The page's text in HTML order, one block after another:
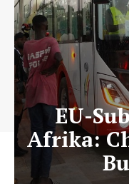
EU-
Afrika: